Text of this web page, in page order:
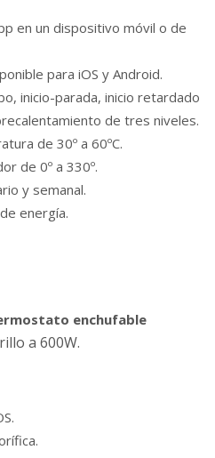
en un dispositivo móvil o de
para iOS y Android.
inicio-parada, inicio retardado
de tres niveles.
de 30º a 60ºC.
de 0º a 330º.
y semanal.
energía.
enchufable
a 600W.